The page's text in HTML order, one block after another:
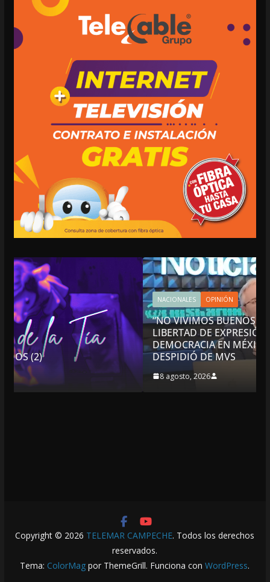
NACIONALES OPINIÓN
“NO VIVIMOS BUENOS TIEMPOS PARA LA
LIBERTAD DE EXPRESIÓN NI PARA LA
DEMOCRACIA EN MÉXICO”: LUIS CÁRDENAS; SE
DESPIDIÓ DE MVS
8 agosto, 2026
Copyright © 2026 TELEMAR CAMPECHE. Todos los derechos
reservados.
Tema: ColorMag por ThemeGrill. Funciona conWordPress.